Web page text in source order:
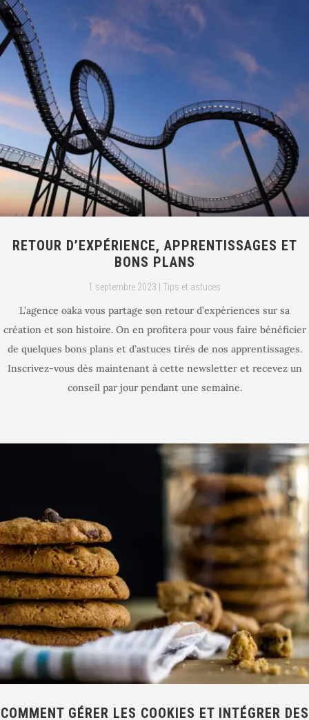
RETOUR D’EXPÉRIENCE, APPRENTISSAGES ET
BONS PLANS
1 septembre 2023 Tips et astuces
L’agence oaka vous partage son retour d’expériences sur sa
création et son histoire. On en profitera pour vous faire bénéficier
de quelques bons plans et d’astuces tirés de nos apprentissages.
Inscrivez-vous dès maintenant à cette newsletter et recevez un
conseil par jour pendant une semaine.
COMMENT GÉRER LES COOKIES ET INTÉGRER DES